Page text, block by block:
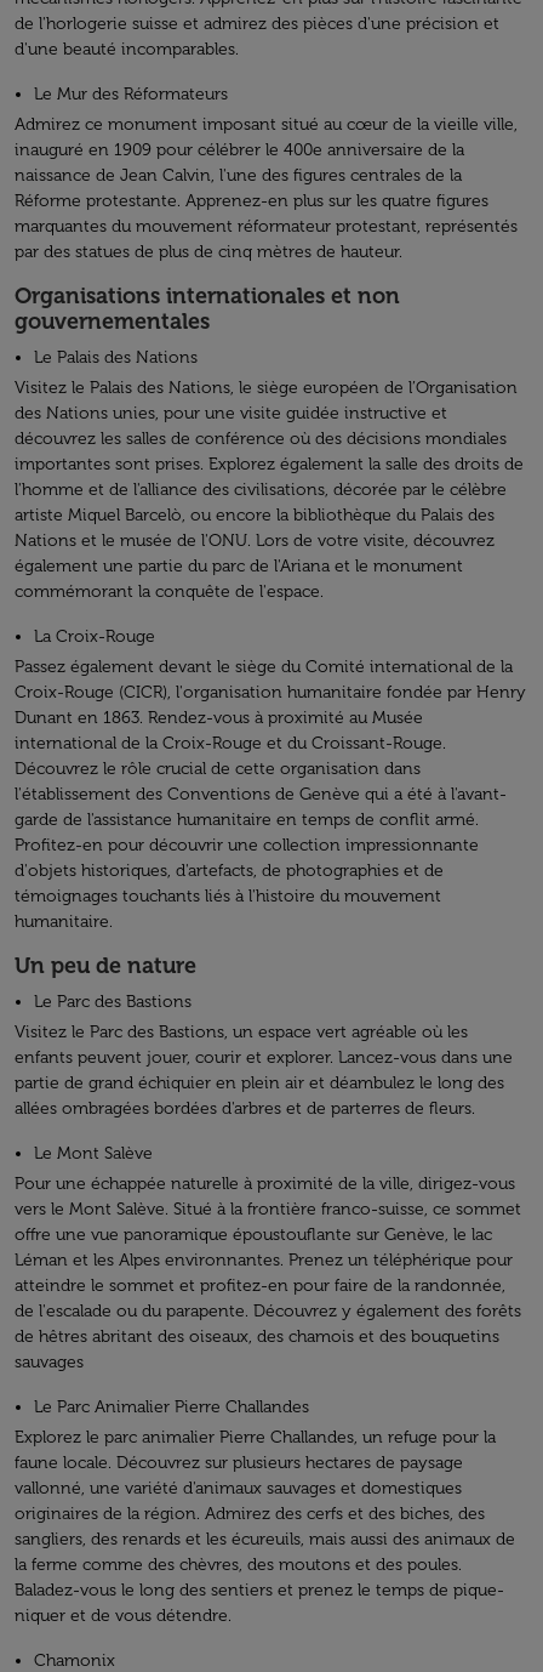
de l'horlogerie suisse et admirez des pièces d'une précision et
d'une beauté incomparables.
Le Mur des Réformateurs
Admirez ce monument imposant situé au cœur de la vieille ville,
inauguré en 1909 pour célébrer le 400e anniversaire de la
naissance de Jean Calvin, l'une des figures centrales de la
Réforme protestante. Apprenez-en plus sur les quatre figures
marquantes du mouvement réformateur protestant, représentés
par des statues de plus de cinq mètres de hauteur.
Organisations internationales et non
gouvernementales
Le Palais des Nations
Visitez le Palais des Nations, le siège européen de l’Organisation
des Nations unies, pour une visite guidée instructive et
découvrez les salles de conférence où des décisions mondiales
importantes sont prises. Explorez également la salle des droits de
l'homme et de l'alliance des civilisations, décorée par le célèbre
artiste Miquel Barcelò, ou encore la bibliothèque du Palais des
Nations et le musée de l'ONU. Lors de votre visite, découvrez
également une partie du parc de l'Ariana et le monument
commémorant la conquête de l'espace.
La Croix-Rouge
Passez également devant le siège du Comité international de la
Croix-Rouge (CICR), l'organisation humanitaire fondée par Henry
Dunant en 1863. Rendez-vous à proximité au Musée
international de la Croix-Rouge et du Croissant-Rouge.
Découvrez le rôle crucial de cette organisation dans
l'établissement des Conventions de Genève qui a été à l'avant-
garde de l'assistance humanitaire en temps de conflit armé.
Profitez-en pour découvrir une collection impressionnante
d'objets historiques, d'artefacts, de photographies et de
témoignages touchants liés à l'histoire du mouvement
humanitaire.
Un peu de nature
Le Parc des Bastions
Visitez le Parc des Bastions, un espace vert agréable où les
enfants peuvent jouer, courir et explorer. Lancez-vous dans une
partie de grand échiquier en plein air et déambulez le long des
allées ombragées bordées d'arbres et de parterres de fleurs.
Le Mont Salève
Pour une échappée naturelle à proximité de la ville, dirigez-vous
vers le Mont Salève. Situé à la frontière franco-suisse, ce sommet
offre une vue panoramique époustouflante sur Genève, le lac
Léman et les Alpes environnantes. Prenez un téléphérique pour
atteindre le sommet et profitez-en pour faire de la randonnée,
de l'escalade ou du parapente. Découvrez y également des forêts
de hêtres abritant des oiseaux, des chamois et des bouquetins
sauvages
Le Parc Animalier Pierre Challandes
Explorez le parc animalier Pierre Challandes, un refuge pour la
faune locale. Découvrez sur plusieurs hectares de paysage
vallonné, une variété d'animaux sauvages et domestiques
originaires de la région. Admirez des cerfs et des biches, des
sangliers, des renards et les écureuils, mais aussi des animaux de
la ferme comme des chèvres, des moutons et des poules.
Baladez-vous le long des sentiers et prenez le temps de pique-
niquer et de vous détendre.
Chamonix